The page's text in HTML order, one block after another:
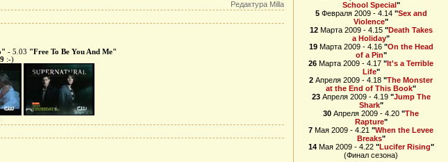
Редактура Milla
- 5.03 "Free To Be You And Me"
:-)
School Special"
5Февраля 2009 - 4.14 "Sex and
Violence"
12Марта 2009 - 4.15 "Death Takes
a Holiday"
19Марта 2009 - 4.16 "On the Head
of a Pin"
26 Марта 2009 - 4.17 "It's a Terrible
Life"
2 Апреля 2009 - 4.18 "The Monster
at the End of This Book"
23Апреля 2009 - 4.19 "Jump The
Shark"
30 Апреля 2009 - 4.20 "The
Rapture"
7 Мая 2009 - 4.21 "When the Levee
Breaks"
14Мая 2009 - 4.22 "Lucifer Rising"
(Финал сезона)